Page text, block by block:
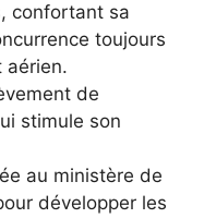
confortant sa
toujours
aérien.
de
stimule son
au ministère de
développer les